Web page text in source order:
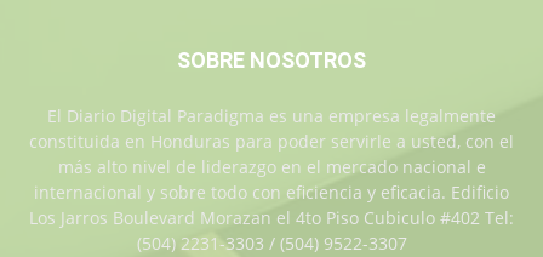
SOBRE NOSOTROS
El Diario Digital Paradigma es una empresa legalmente
constituida en Honduras para poder servirle a usted, con el
más alto nivel de liderazgo en el mercado nacional e
internacional y sobre todo con eficiencia y eficacia. Edificio
Los Jarros Boulevard Morazan el 4to Piso Cubiculo #402 Tel:
(504) 2231-3303 / (504) 9522-3307